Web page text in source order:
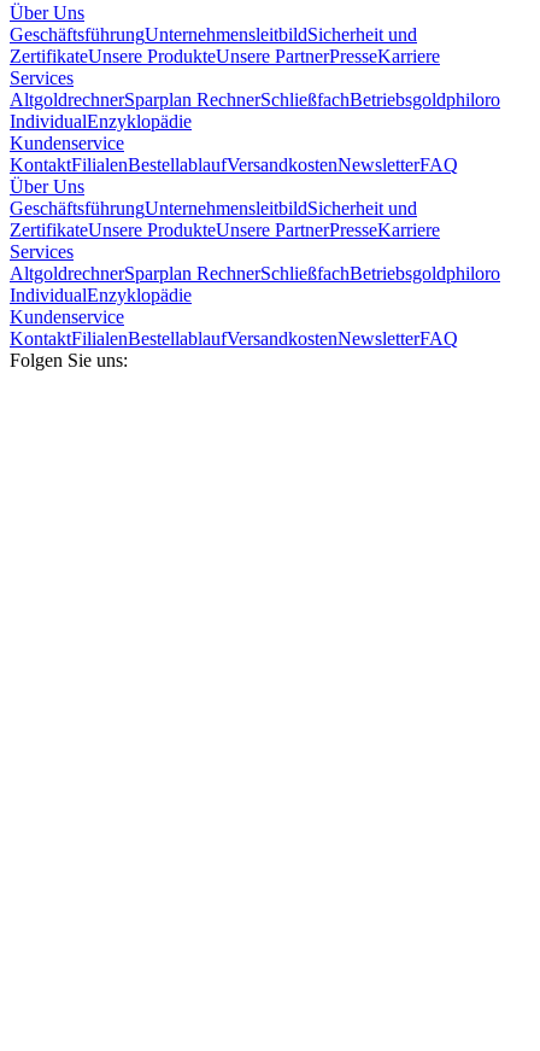
Über Uns
GeschäftsführungUnternehmensleitbildSicherheit und
ZertifikateUnsere ProdukteUnsere PartnerPresseKarriere
Services
AltgoldrechnerSparplan RechnerSchließfachBetriebsgoldphiloro
IndividualEnzyklopädie
Kundenservice
KontaktFilialenBestellablaufVersandkostenNewsletterFAQ
Über Uns
GeschäftsführungUnternehmensleitbildSicherheit und
ZertifikateUnsere ProdukteUnsere PartnerPresseKarriere
Services
AltgoldrechnerSparplan RechnerSchließfachBetriebsgoldphiloro
IndividualEnzyklopädie
Kundenservice
KontaktFilialenBestellablaufVersandkostenNewsletterFAQ
Folgen Sie uns: